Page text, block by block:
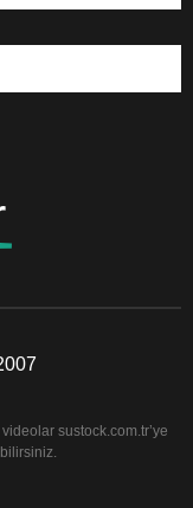
videolar sustock.com.tr’ye